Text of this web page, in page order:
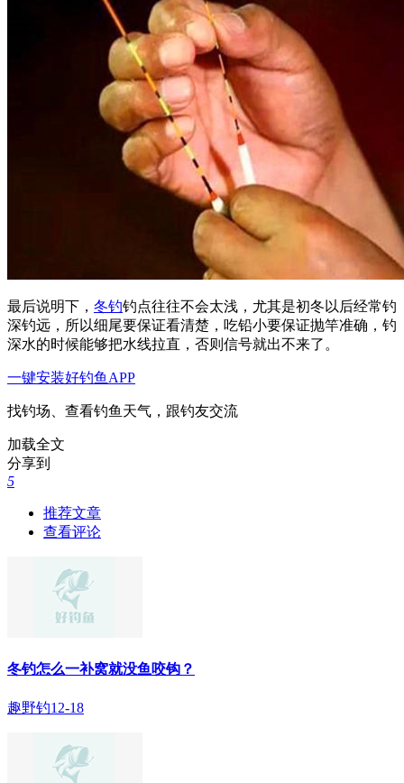
最后说明下， 冬钓钓点往往不会太浅，尤其是初冬以后经常钓
深钓远，所以细尾要保证看清楚，吃铅小要保证抛竿准确，钓
深水的时候能够把水线拉直，否则信号就出不来了。
一键安装好钓鱼APP
找钓场、查看钓鱼天气，跟钓友交流
加载全文
分享到
5
推荐文章
查看评论
冬钓怎么一补窝就没鱼咬钩？
趣野钓12-18